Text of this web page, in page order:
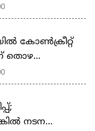
കോൺക്രീറ്റ്
തൊഴ...
നടന...